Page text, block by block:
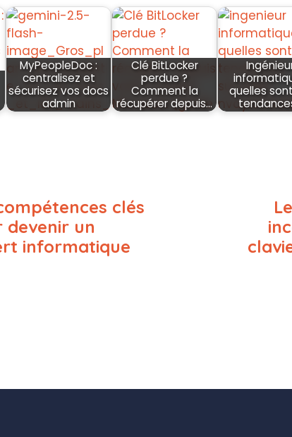
MyPeopleDoc :
centralisez et
sécurisez vos docs
admin
Clé BitLocker
perdue ?
Comment la
récupérer depuis…
quelles
clés
devenir un
informatique